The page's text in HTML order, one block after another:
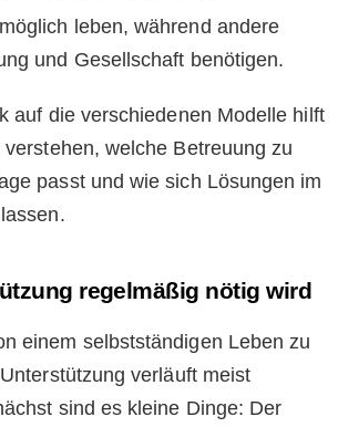
leben, während andere
und Gesellschaft benötigen.
auf die verschiedenen Modelle hilft
welche Betreuung zu
passt und wie sich Lösungen im
regelmäßig nötig wird
einem selbstständigen Leben zu
verläuft meist
sind es kleine Dinge: Der